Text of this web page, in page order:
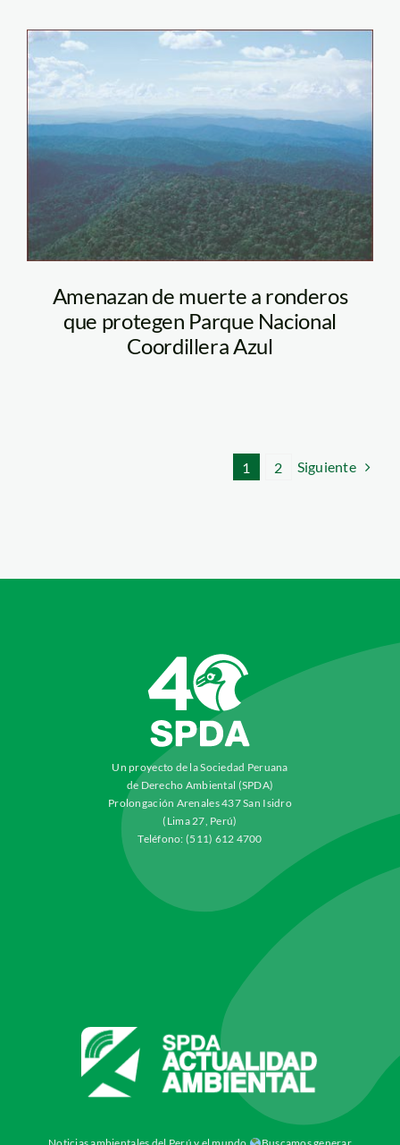
Amenazan de muerte a ronderos
que protegen Parque Nacional
Coordillera Azul
1 2 Siguiente
Un proyecto de la Sociedad Peruana
de Derecho Ambiental (SPDA)
Prolongación Arenales 437 San Isidro
(Lima 27, Perú)
Teléfono: (511) 612 4700